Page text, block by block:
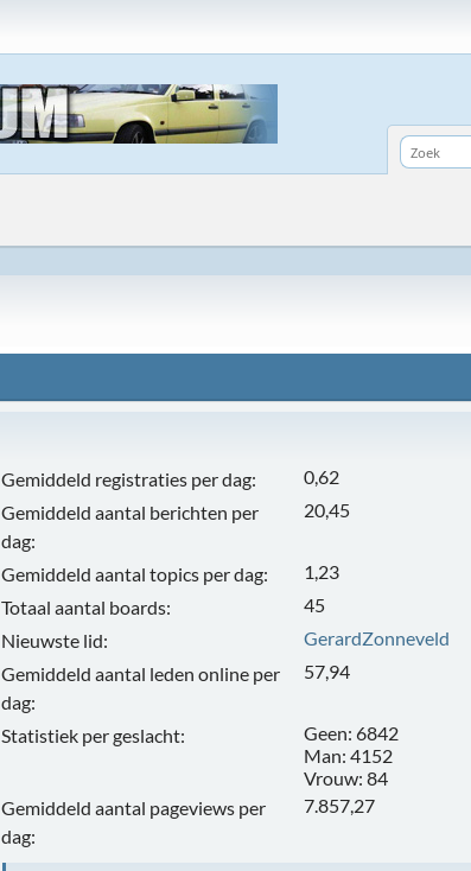
Gemiddeld registraties per dag:
0,62
Gemiddeld aantal berichten per
dag:
20,45
Gemiddeld aantal topics per dag:
1,23
Totaal aantal boards:
45
Nieuwste lid:
GerardZonneveld
Gemiddeld aantal leden online per
dag:
57,94
Statistiek per geslacht:
Geen: 6842
Man: 4152
Vrouw: 84
Gemiddeld aantal pageviews per
dag:
7.857,27